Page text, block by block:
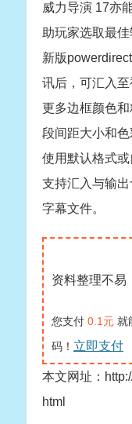
威力导演 17亦
助玩家选取最
新版
讯后，可汇入
更多边框颜色
段间距大小和
使用默认格式
支持汇入与输
字幕文件。
资料整理不易
您支付 0.1元 就
码！ 立即支付
本文网址：
html